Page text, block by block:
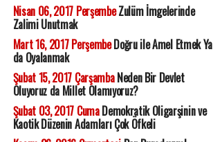
Nisan 06, 2017 PerşembeZulüm İmgelerinde
Zalimi Unutmak
Mart 16, 2017 PerşembeDoğru ile Amel Etmek Ya
da Oyalanmak
Şubat 15, 2017 ÇarşambaNeden Bir Devlet
Oluyoruz da Millet Olamıyoruz?
Şubat 03, 2017 CumaDemokratik Oligarşinin ve
Kaotik Düzenin Adamları Çok Öfkeli